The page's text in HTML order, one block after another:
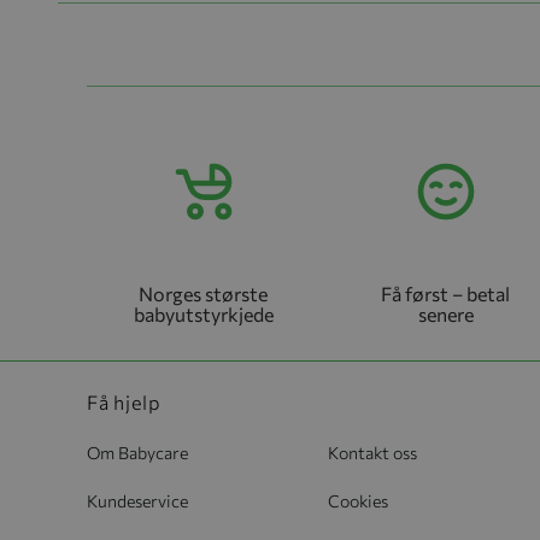
Norges største
babyutstyrkjede
Få først – betal
senere
Få hjelp
Om Babycare Kontakt oss
Kundeservice Cookies